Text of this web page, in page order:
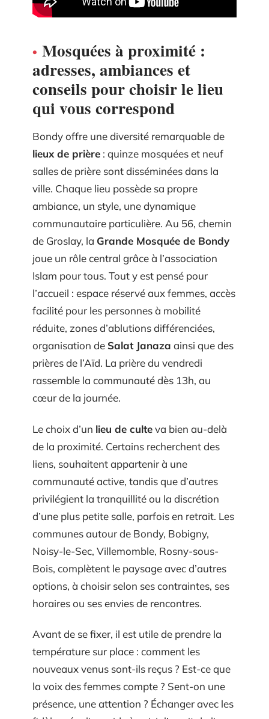
Mosquées à proximité :
adresses, ambiances et
conseils pour choisir le lieu
qui vous correspond
Bondy offre une diversité remarquable de
lieux de prière : quinze mosquées et neuf
salles de prière sont disséminées dans la
ville. Chaque lieu possède sa propre
ambiance, un style, une dynamique
communautaire particulière. Au 56, chemin
de Groslay, la Grande Mosquée de Bondy
joue un rôle central grâce à l’association
Islam pour tous. Tout y est pensé pour
l’accueil : espace réservé aux femmes, accès
facilité pour les personnes à mobilité
réduite, zones d’ablutions différenciées,
organisation de Salat Janaza ainsi que des
prières de l’Aïd. La prière du vendredi
rassemble la communauté dès 13h, au
cœur de la journée.
Le choix d’un lieu de culteva bien au-delà
de la proximité. Certains recherchent des
liens, souhaitent appartenir à une
communauté active, tandis que d’autres
privilégient la tranquillité ou la discrétion
d’une plus petite salle, parfois en retrait. Les
communes autour de Bondy, Bobigny,
Noisy-le-Sec, Villemomble, Rosny-sous-
Bois, complètent le paysage avec d’autres
options, à choisir selon ses contraintes, ses
horaires ou ses envies de rencontres.
Avant de se fixer, il est utile de prendre la
température sur place : comment les
nouveaux venus sont-ils reçus ? Est-ce que
la voix des femmes compte ? Sent-on une
présence, une attention ? Échanger avec les